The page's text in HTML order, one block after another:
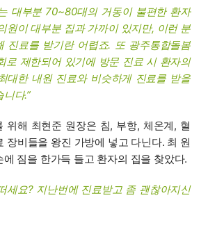
대부분 70~80대의 거동이 불편한 환자
원이 대부분 집과 가까이 있지만, 이런 분
진료를 받기란 어렵죠. 또 광주통합돌봄
로 제한되어 있기에 방문 진료 시 환자의
대한 내원 진료와 비슷하게 진료를 받을
다.”
위해 최현준 원장은 침, 부항, 체온계, 혈
장비들을 왕진 가방에 넣고 다닌다. 최 원
짐을 한가득 들고 환자의 집을 찾았다.
세요? 지난번에 진료받고 좀 괜찮아지신